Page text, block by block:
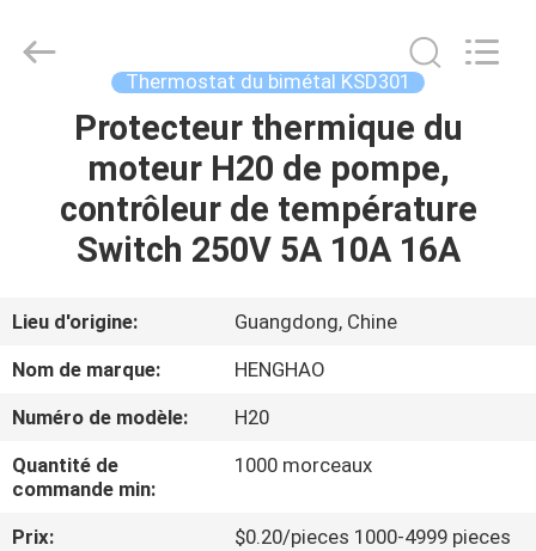
APERÇU
PRODUITS
SHOW
PROPOS
DE
NOUS
Hao
Electric
Thermostat du bimétal KSD301
Protecteur thermique du
moteur H20 de pompe,
contrôleur de température
Switch 250V 5A 10A 16A
Lieu d'origine:
Guangdong, Chine
Nom de marque:
HENGHAO
Numéro de modèle:
H20
Quantité de
commande min:
1000 morceaux
Prix:
$0.20/pieces 1000-4999 pieces